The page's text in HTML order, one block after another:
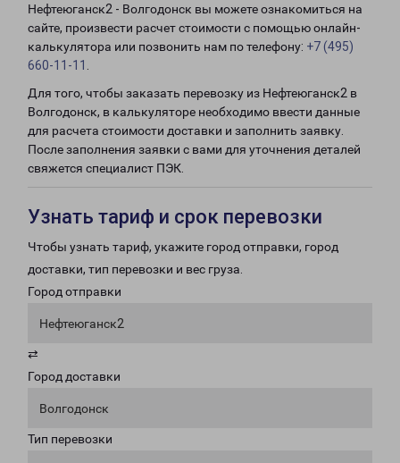
Нефтеюганск2 - Волгодонск вы можете ознакомиться на
сайте, произвести расчет стоимости с помощью онлайн-
калькулятора или позвонить нам по телефону: +7 (495)
660-11-11
Для того, чтобы заказать перевозку из Нефтеюганск2 в
Волгодонск, в калькуляторе необходимо ввести данные
для расчета стоимости доставки и заполнить заявку.
После заполнения заявки с вами для уточнения деталей
свяжется специалист ПЭК.
Узнать тариф и срок перевозки
Чтобы узнать тариф, укажите город отправки, город
доставки, тип перевозки и вес груза.
Город отправки
Нефтеюганск2
⇄
Город доставки
Волгодонск
Тип перевозки